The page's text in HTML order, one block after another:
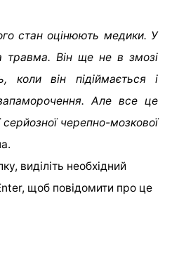
стан оцінюють медики. У
травма. Він ще не в змозі
коли він підіймається і
Але все це
черепно-мозкової
виділіть необхідний
щоб повідомити про це